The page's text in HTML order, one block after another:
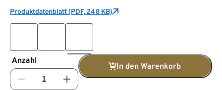
Produktdatenblatt (PDF, 248 KB)
Anzahl
In den Warenkorb